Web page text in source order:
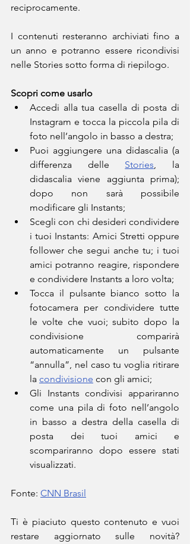
reciprocamente.
I contenuti resteranno archiviati fino a
un anno e potranno essere ricondivisi
nelle Stories sotto forma di riepilogo.
Scopri come usarlo
Accedi alla tua casella di posta di
Instagram e tocca la piccola pila di
foto nell’angolo in basso a destra;
Puoi aggiungere una didascalia (a
differenza delle Stories, la
didascalia viene aggiunta prima);
dopo non sarà possibile
modificare gli Instants;
Scegli con chi desideri condividere
i tuoi Instants: Amici Stretti oppure
follower che segui anche tu; i tuoi
amici potranno reagire, rispondere
e condividere Instants a loro volta;
Tocca il pulsante bianco sotto la
fotocamera per condividere tutte
le volte che vuoi; subito dopo la
condivisione comparirà
automaticamente un pulsante
“annulla”, nel caso tu voglia ritirare
la condivisione con gli amici;
Gli Instants condivisi appariranno
come una pila di foto nell’angolo
in basso a destra della casella di
posta dei tuoi amici e
scompariranno dopo essere stati
visualizzati.
Fonte: CNN Brasil
Ti è piaciuto questo contenuto e vuoi
restare aggiornato sulle novità?